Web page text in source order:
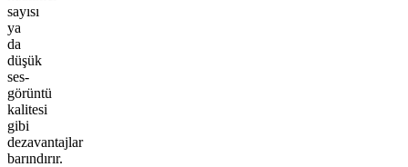
sayısı
ya
da
düşük
ses-
görüntü
kalitesi
gibi
dezavantajlar
barındırır.